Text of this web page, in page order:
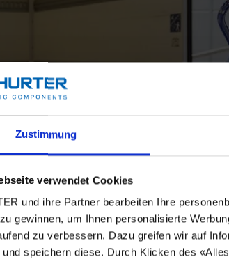
Zustimmung
verwendet Cookies
und ihre Partner bearbeiten Ihre
gewinnen, um Ihnen personalisierte
zu verbessern. Dazu greifen wir auf
speichern diese. Durch Klicken des